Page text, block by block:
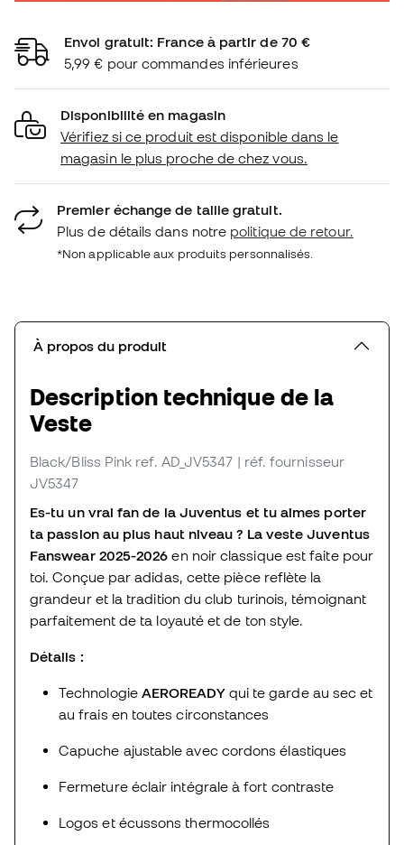
Envoi gratuit: France à partir de 70 €
5,99 € pour commandes inférieures
Disponibilité en magasin
Vérifiez si ce produit est disponible dans le
magasin le plus proche de chez vous.
Premier échange de taille gratuit.
Plus de détails dans notre politique de retour.
*Non applicable aux produits personnalisés.
À propos du produit
Description technique de la
Veste
Black/Bliss Pink ref. AD_JV5347 | réf. fournisseur
JV5347
Es-tu un vrai fan de la Juventus et tu aimes porter
ta passion au plus haut niveau ? La veste Juventus
Fanswear 2025-2026 en noir classique est faite pour
toi. Conçue par adidas, cette pièce reflète la
grandeur et la tradition du club turinois, témoignant
parfaitement de ta loyauté et de ton style.
Détails :
Technologie AEROREADYqui te garde au sec et
au frais en toutes circonstances
Capuche ajustable avec cordons élastiques
Fermeture éclair intégrale à fort contraste
Logos et écussons thermocollés